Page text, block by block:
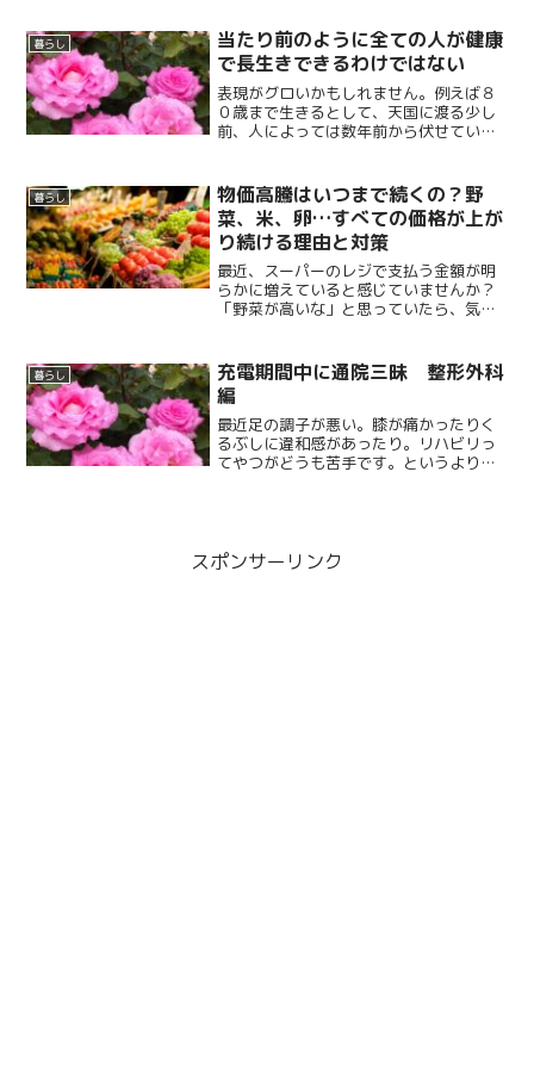
暮らし
当たり前のように全ての人が健康
で長生きできるわけではない
表現がグロいかもしれません。例えば８
０歳まで生きるとして、天国に渡る少し
前、人によっては数年前から伏せている
暮らし
物価高騰はいつまで続くの？野
菜、米、卵…すべての価格が上が
り続ける理由と対策
最近、スーパーのレジで支払う金額が明
らかに増えていると感じていませんか？
「野菜が高いな」と思っていたら、気が
しています。家計を守るためにできるこ
とは何かを詳しく解説します。
暮らし
充電期間中に通院三昧 整形外科
編
最近足の調子が悪い。膝が痛かったりく
るぶしに違和感があったり。リハビリっ
てやつがどうも苦手です。というより整
スポンサーリンク